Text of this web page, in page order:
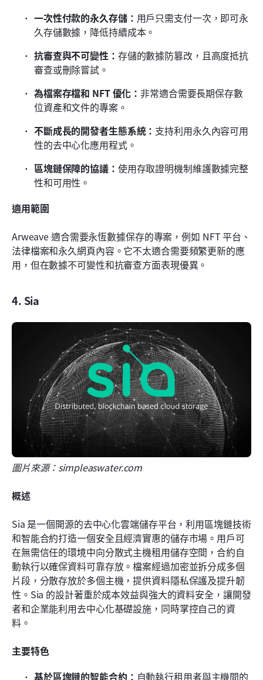
一次性付款的永久存儲： 用戶只需支付一次，即可永
久存儲數據，降低持續成本。
抗審查與不可變性： 存儲的數據防篡改，且高度抵抗
審查或刪除嘗試。
為檔案存檔和 NFT 優化： 非常適合需要長期保存數
位資產和文件的專案。
不斷成長的開發者生態系統： 支持利用永久內容可用
性的去中心化應用程式。
區塊鏈保障的協議： 使用存取證明機制維護數據完整
性和可用性。
適用範圍
Arweave 適合需要永恆數據保存的專案，例如 NFT 平台、
法律檔案和永久網頁內容。它不太適合需要頻繁更新的應
用，但在數據不可變性和抗審查方面表現優異。
4. Sia
圖片來源：simpleaswater.com
概述
Sia 是一個開源的去中心化雲端儲存平台，利用區塊鏈技術
和智能合約打造一個安全且經濟實惠的儲存市場。用戶可
在無需信任的環境中向分散式主機租用儲存空間，合約自
動執行以確保資料可靠存放。檔案經過加密並拆分成多個
片段，分散存放於多個主機，提供資料隱私保護及提升韌
性。Sia 的設計著重於成本效益與強大的資料安全，讓開發
者和企業能利用去中心化基礎設施，同時掌控自己的資
料。
主要特色
基於區塊鏈的智能合約： 自動執行租用者與主機間的